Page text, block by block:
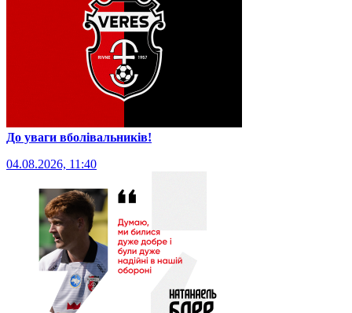
До уваги вболівальників!
04.08.2026, 11:40